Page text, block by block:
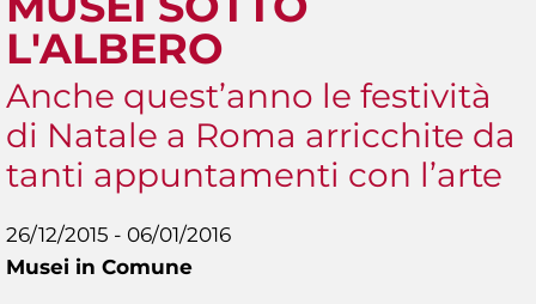
L'ALBERO
Anche quest’anno le festività
di Natale a Roma arricchite da
tanti appuntamenti con l’arte
26/12/2015 - 06/01/2016
Musei in Comune